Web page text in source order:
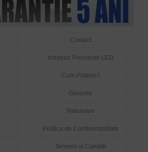
Contact
Intrebari Frecvente LED
Cum Platesc?
Garantie
Returnare
Politica de Confidentialitate
Termeni si Conditii